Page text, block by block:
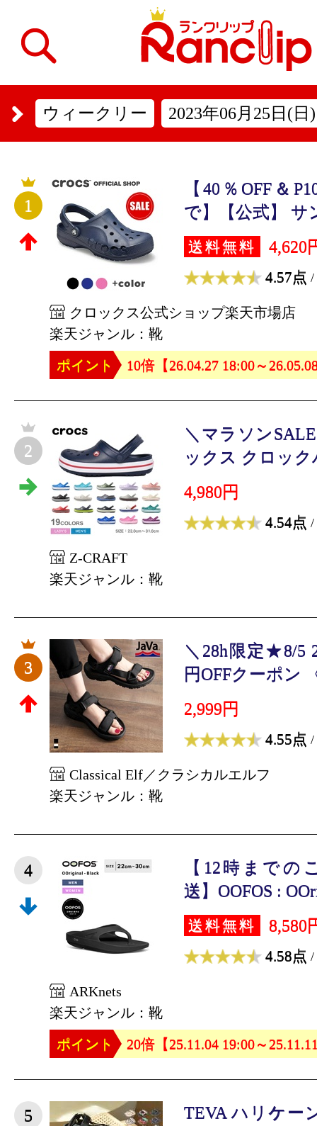
ウィークリー 2023年06月25日(日)
1
【40％OFF＆
で】【公式】 サ
送料無料 4,620
4.57点 /
クロックス公式ショップ楽天市場店
楽天ジャンル：靴
ポイント
10倍【26.04.27 18:00～
2
＼マラソン
ックス クロック
4,980円
4.54点 /
Z-CRAFT
楽天ジャンル：靴
3
＼28h限定★8/5
円OFFクーポン
2,999円
4.55点 /
Classical Elf／クラシカルエルフ
楽天ジャンル：靴
4
【12時までの
送】OOFOS :
送料無料 8,580
4.58点 /
ARKnets
楽天ジャンル：靴
ポイント
20倍【25.11.04 19:00～
5
TEVA ハリケー